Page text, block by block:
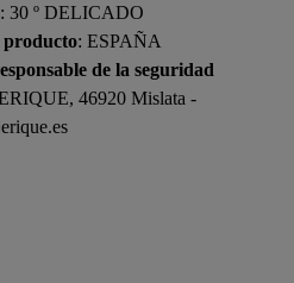
: 30 º DELICADO
producto: ESPAÑA
de la seguridad
46920 Mislata -